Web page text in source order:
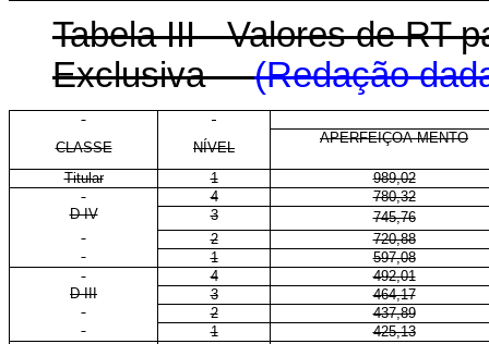
Tabela III - Valores de RT
Exclusiva(Redação
CLASSE NÍVEL
APERFEIÇOA-MENTO
Titular 1
989,02
4
780,32
D IV
3
745,76
2
720,88
1
597,08
4
492,01
D III
3
464,17
2
437,89
1
425,13